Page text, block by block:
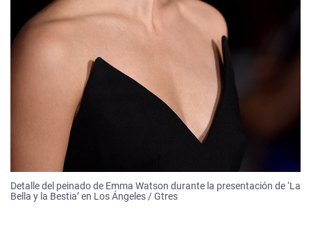
Detalle del peinado de Emma Watson durante la presentación de ‘La
Bella y la Bestia’ en Los Ángeles / Gtres